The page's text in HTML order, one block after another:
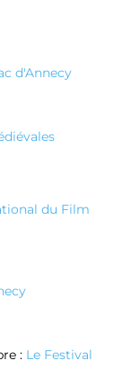
d'Annecy
du Film
: Le Festival